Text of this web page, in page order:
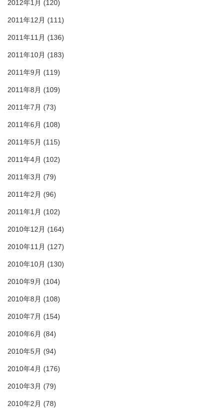
2012年1月 (120)
2011年12月 (111)
2011年11月 (136)
2011年10月 (183)
2011年9月 (119)
2011年8月 (109)
2011年7月 (73)
2011年6月 (108)
2011年5月 (115)
2011年4月 (102)
2011年3月 (79)
2011年2月 (96)
2011年1月 (102)
2010年12月 (164)
2010年11月 (127)
2010年10月 (130)
2010年9月 (104)
2010年8月 (108)
2010年7月 (154)
2010年6月 (84)
2010年5月 (94)
2010年4月 (176)
2010年3月 (79)
2010年2月 (78)